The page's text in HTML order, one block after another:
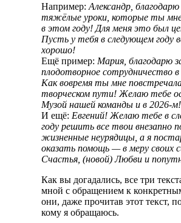
Например: Александр,
тяжёлые уроки, которые ты мне
в этом году! Для меня это был
Пусть у тебя в следующем году
хорошо!
Ещё пример: Мария, благодарю
плодотворное сотрудничество
Как вовремя ты мне
творческом пути! Желаю тебе
Музой нашей команды и в 2026-м!
И ещё: Евгений! Желаю тебе в
году решить все твои внезапно
жизненные неурядицы, а я
оказать помощь — в меру своих
Счастья, (новой) Любви и
Как вы догадались, все три
мной с обращением к
они, даже прочитав этот текст,
кому я обращаюсь.